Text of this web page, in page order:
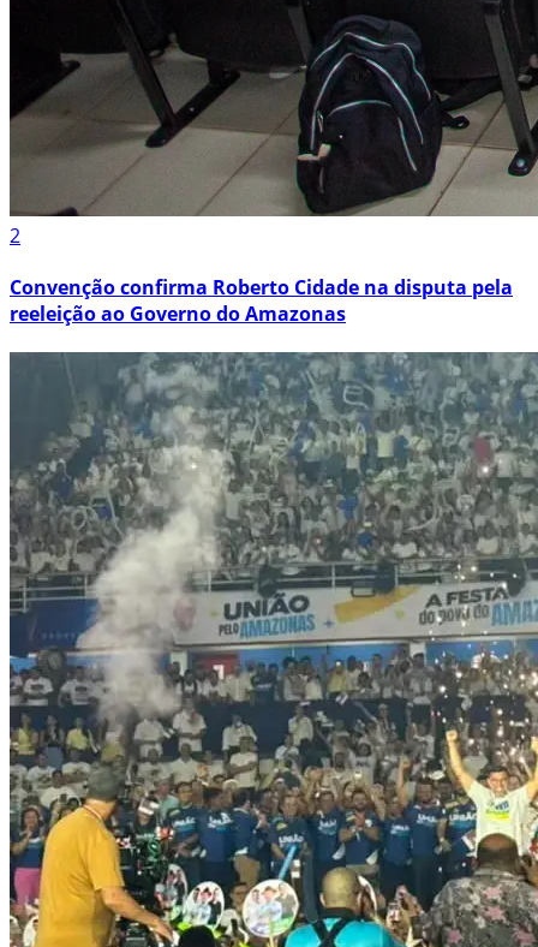
2
Convenção confirma Roberto Cidade na disputa pela
reeleição ao Governo do Amazonas